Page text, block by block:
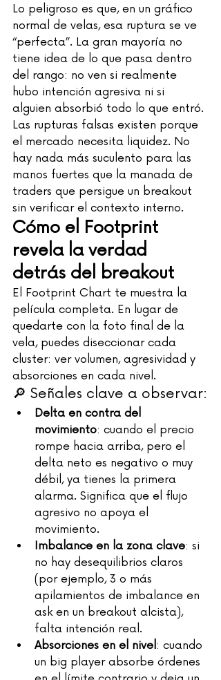
Lo peligroso es que, en un gráfico
normal de velas, esa ruptura se ve
“perfecta”. La gran mayoría no
tiene idea de lo que pasa dentro
del rango: no ven si realmente
hubo intención agresiva ni si
alguien absorbió todo lo que entró.
Las rupturas falsas existen porque
el mercado necesita liquidez. No
hay nada más suculento para las
manos fuertes que la manada de
traders que persigue un breakout
sin verificar el contexto interno.
Cómo el Footprint
revela la verdad
detrás del breakout
El Footprint Chart te muestra la
película completa. En lugar de
quedarte con la foto final de la
vela, puedes diseccionar cada
cluster: ver volumen, agresividad y
absorciones en cada nivel.
🔎 Señales clave a observar:
Delta en contra del
movimiento: cuando el precio
rompe hacia arriba, pero el
delta neto es negativo o muy
débil, ya tienes la primera
alarma. Significa que el flujo
agresivo no apoya el
movimiento.
Imbalance en la zona clave: si
no hay desequilibrios claros
(por ejemplo, 3 o más
apilamientos de imbalance en
ask en un breakout alcista),
falta intención real.
Absorciones en el nivel : cuando
un big player absorbe órdenes